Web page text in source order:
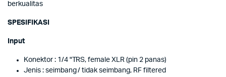
berkualitas
SPESIFIKASI
Input
Konektor : 1/4 "TRS, female XLR (pin 2 panas)
Jenis : seimbang / tidak seimbang, RF filtered